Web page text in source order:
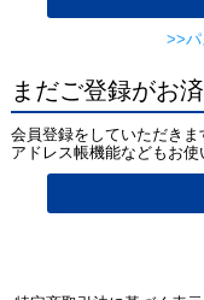
>>
まだご登録がお
会員登録をしていただきま
アドレス帳機能などもお使